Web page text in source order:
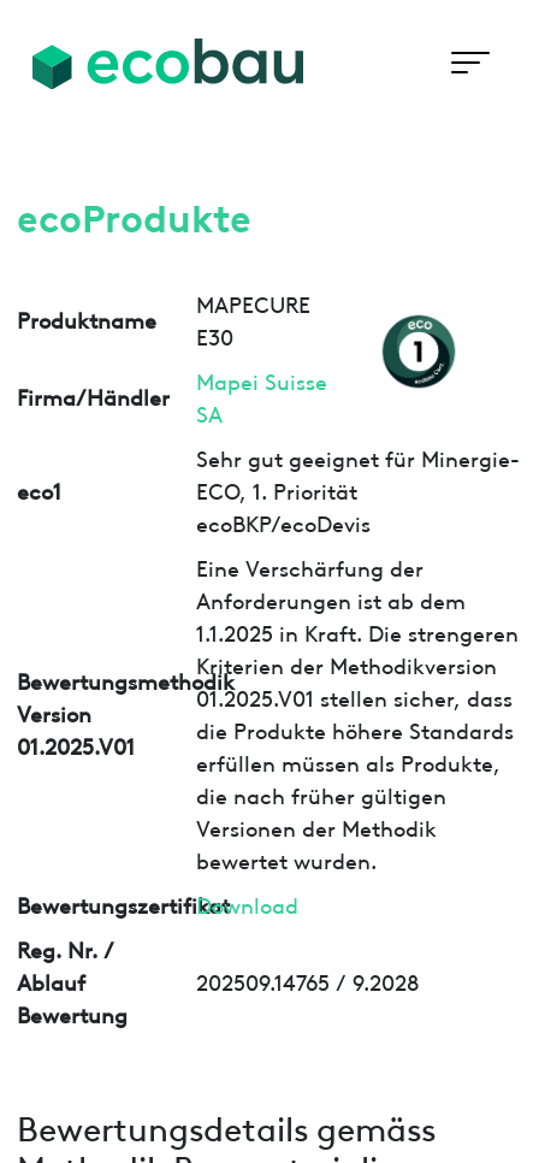
ecoProdukte
Produktname
MAPECURE
E30
Firma/Händler
Mapei Suisse
SA
eco1
Sehr gut geeignet für Minergie-
ECO, 1. Priorität
ecoBKP/ecoDevis
Bewertungsmethodik
Version
01.2025.V01
Eine Verschärfung der
Anforderungen ist ab dem
1.1.2025 in Kraft. Die strengeren
Kriterien der Methodikversion
01.2025.V01 stellen sicher, dass
die Produkte höhere Standards
erfüllen müssen als Produkte,
die nach früher gültigen
Versionen der Methodik
bewertet wurden.
BewertungszertifikatDownload
Reg. Nr. /
Ablauf
Bewertung
202509.14765 / 9.2028
Bewertungsdetails gemäss